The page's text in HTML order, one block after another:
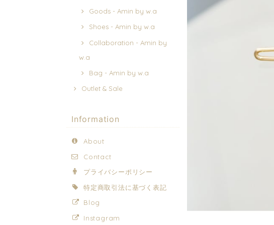
Goods - Amin by w.a
Shoes - Amin by w.a
Collaboration - Amin by
w.a
Bag - Amin by w.a
Outlet & Sale
Information
About
Contact
プライバシーポリシー
特定商取引法に基づく表記
Blog
Instagram